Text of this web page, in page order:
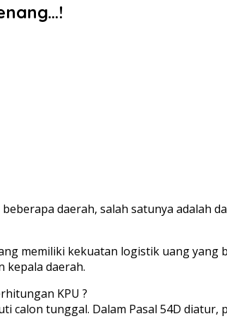
daerah, salah satunya adalah
memiliki kekuatan logistik uang yang
kepala daerah.
KPU ?
tunggal. Dalam Pasal 54D diatur,